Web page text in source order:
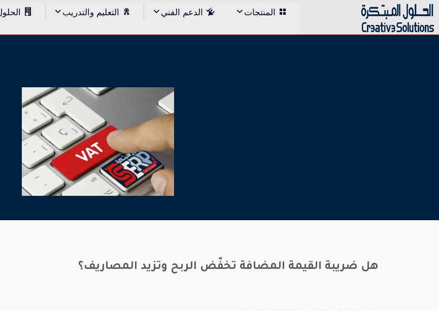
Skip
to
المنتجات الدعم الفني التعليم والتدريب
هل ضريبة القيمة المضافة تخفّض الربح وتزيد المصاريف؟